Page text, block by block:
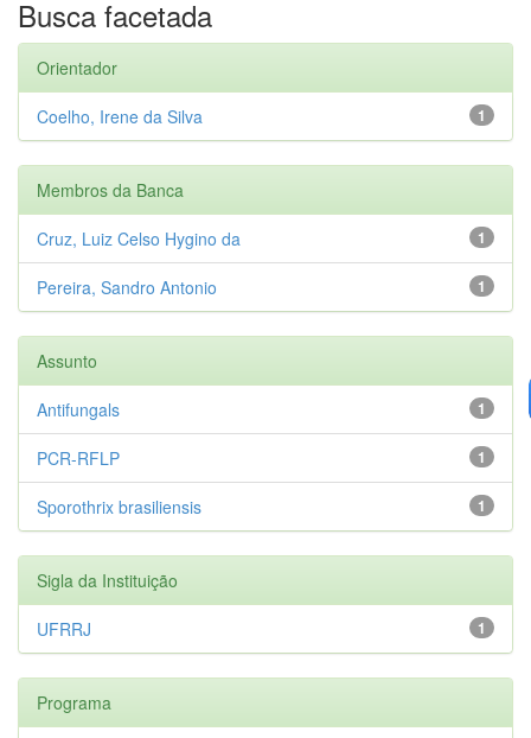
Busca facetada
Orientador
1
Coelho, Irene da Silva
Membros da Banca
1
Cruz, Luiz Celso Hygino da
1
Pereira, Sandro Antonio
Assunto
1
Antifungals
1
PCR-RFLP
1
Sporothrix brasiliensis
Sigla da Instituição
1
UFRRJ
Programa